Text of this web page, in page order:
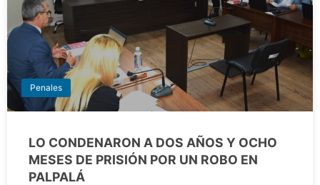
Penales
LO CONDENARON A DOS AÑOS Y OCHO
MESES DE PRISIÓN POR UN ROBO EN
PALPALÁ